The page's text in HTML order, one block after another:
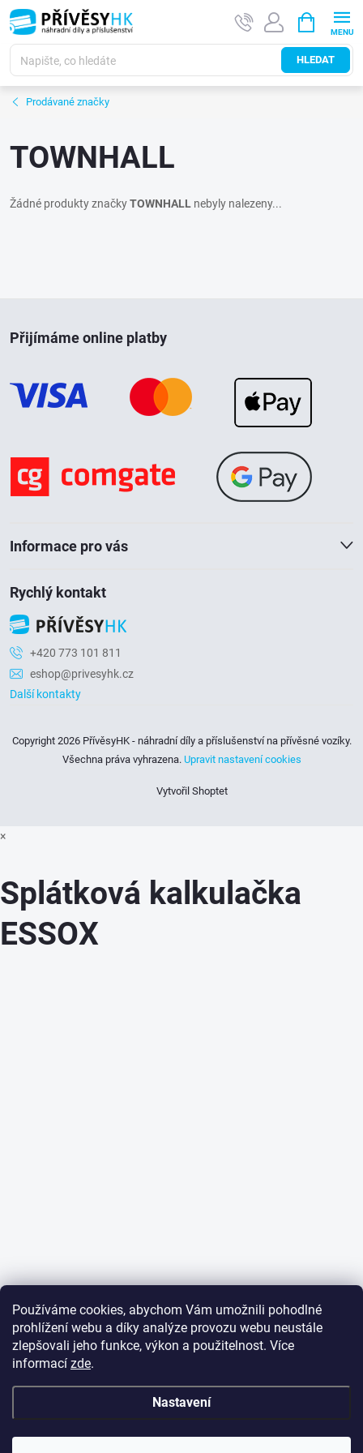
Používáme cookies, abychom Vám umožnili pohodlné
prohlížení webu a díky analýze provozu webu neustále
zlepšovali jeho funkce, výkon a použitelnost. Více
informací zde.
Nastavení
Přejít
na
obsah
HLEDAT
NÁKUPNÍ
KOŠÍK
Prodávané značky
TOWNHALL
Žádné produkty značkyTOWNHALL nebyly nalezeny...
p
Přijímáme online platby
Informace pro vás
Rychlý kontakt
+420 773 101 811
eshop@privesyhk.cz
Další kontakty
Vytvořil Shoptet
Copyright 2026 PřívěsyHK - náhradní díly a příslušenství na přívěsné vozíky.
Všechna práva vyhrazena. Upravit nastavení cookies
×
Splátková kalkulačka
ESSOX